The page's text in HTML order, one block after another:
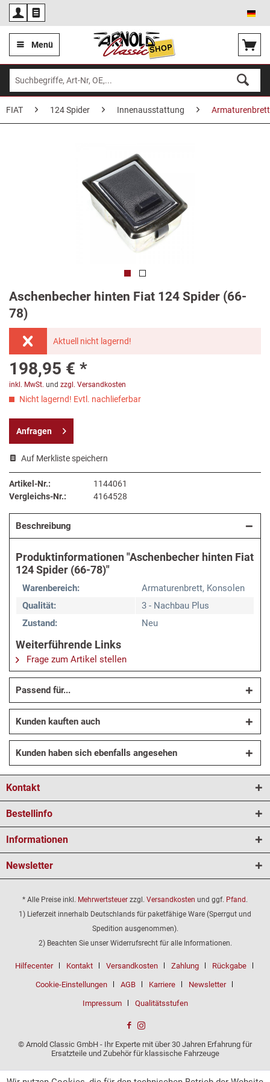
Menü
FIAT 124 Spider Innenausstattung
Aschenbecher hinten Fiat 124 Spider (66-
78)
Aktuell nicht lagernd!
198,95 € *
inkl. MwSt. und zzgl. Versandkosten
Nicht lagernd! Evtl. nachlieferbar
Anfragen
Auf Merkliste speichern
Artikel-Nr.:
1144061
Vergleichs-Nr.:
4164528
Beschreibung
Produktinformationen "Aschenbecher hinten Fiat
124 Spider (66-78)"
Warenbereich:
Armaturenbrett, Konsolen
Qualität:
3 - Nachbau Plus
Zustand:
Neu
Weiterführende Links
Frage zum Artikel stellen
Passend für...
Kunden kauften auch
Kunden haben sich ebenfalls angesehen
Kontakt
Bestellinfo
Informationen
Newsletter
* Alle Preise inkl. Mehrwertsteuer zzgl. Versandkosten und ggf. Pfand.
1) Lieferzeit innerhalb Deutschlands für paketfähige Ware (Sperrgut und
Spedition ausgenommen).
2) Beachten Sie unser Widerrufsrecht für alle Informationen.
Hilfecenter Kontakt Versandkosten Zahlung Rückgabe
Cookie-Einstellungen AGB Karriere Newsletter
Impressum Qualitätsstufen
© Arnold Classic GmbH - Ihr Experte mit über 30 Jahren Erfahrung für
Ersatzteile und Zubehör für klassische Fahrzeuge